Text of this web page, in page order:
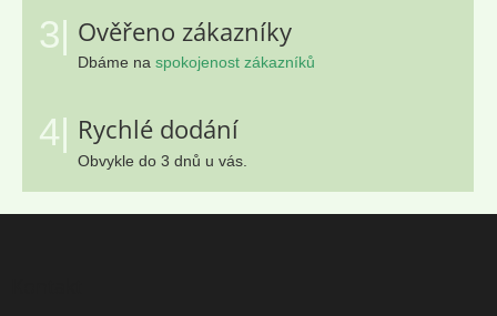
3| Ověřeno zákazníky
Dbáme na spokojenost zákazníků
4| Rychlé dodání
Obvykle do 3 dnů u vás.
Z